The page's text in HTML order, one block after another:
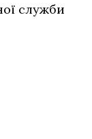
служби